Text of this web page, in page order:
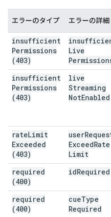
エラーのタイプ エラーの詳細
insufficient
Permissions
(403)
Live
insufficient
Permissions
(403)
live
Streaming
NotEnabled
rateLimit
Exceeded
(403)
user
ExceedRate
Limit
required
(400)
idRequired
required
(400)
cueType
Required